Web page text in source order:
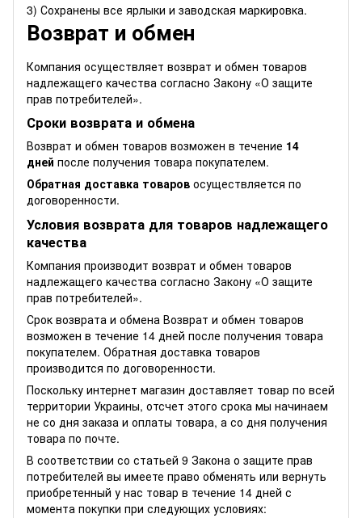
3) Сохранены все ярлыки и заводская маркировка.
Возврат и обмен
Компания осуществляет возврат и обмен товаров
надлежащего качества согласно Закону «О защите
прав потребителей».
Сроки возврата и обмена
Возврат и обмен товаров возможен в течение 14
дней после получения товара покупателем.
Обратная доставка товаров осуществляется по
договоренности.
Условия возврата для товаров надлежащего
качества
Компания производит возврат и обмен товаров
надлежащего качества согласно Закону «О защите
прав потребителей».
Срок возврата и обмена Возврат и обмен товаров
возможен в течение 14 дней после получения товара
покупателем. Обратная доставка товаров
производится по договоренности.
Поскольку интернет магазин доставляет товар по всей
территории Украины, отсчет этого срока мы начинаем
не со дня заказа и оплаты товара, а со дня получения
товара по почте.
В соответствии со статьей 9 Закона о защите прав
потребителей вы имеете право обменять или вернуть
приобретенный у нас товар в течение 14 дней с
момента покупки при следующих условиях: